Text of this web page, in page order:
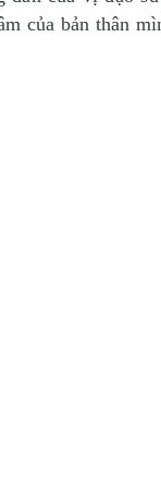
của bản thân